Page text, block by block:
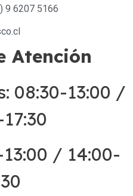
9 6207 5166
Atención
08:30-13:00 /
/ 14:00-